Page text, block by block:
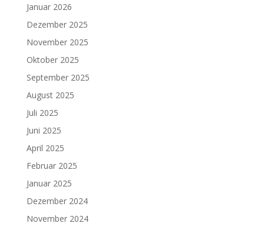
Januar 2026
Dezember 2025
November 2025
Oktober 2025
September 2025
August 2025
Juli 2025
Juni 2025
April 2025
Februar 2025
Januar 2025
Dezember 2024
November 2024